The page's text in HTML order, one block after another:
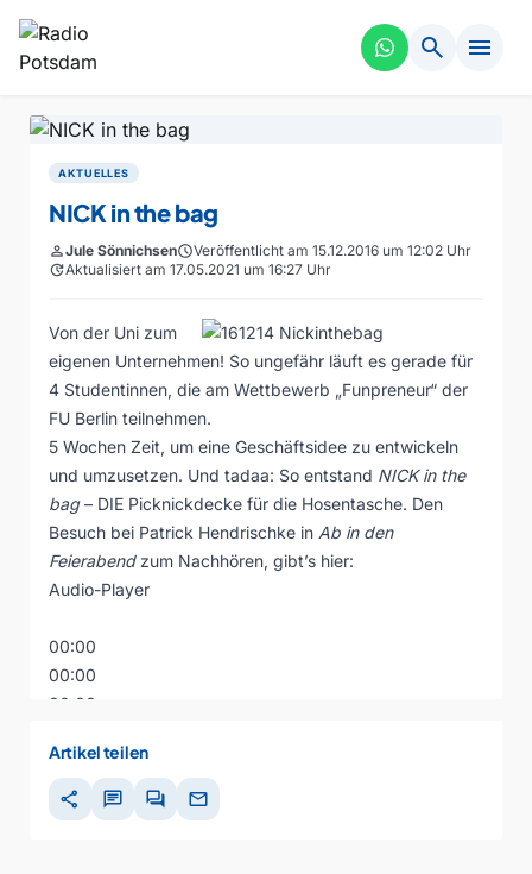
search menu
AKTUELLES
NICK in the bag
personJule SönnichsenscheduleVeröffentlicht am 15.12.2016 um 12:02 Uhr
updateAktualisiert am 17.05.2021 um 16:27 Uhr
Von der Uni zum
eigenen Unternehmen! So ungefähr läuft es gerade für
4 Studentinnen, die am Wettbewerb „Funpreneur“ der
FU Berlin teilnehmen.
5 Wochen Zeit, um eine Geschäftsidee zu entwickeln
und umzusetzen. Und tadaa: So entstand NICK in the
bag– DIE Picknickdecke für die Hosentasche. Den
Besuch bei Patrick Hendrischke in Ab in den
Feierabendzum Nachhören, gibt’s hier:
Audio-Player
00:00
00:00
00:00
Artikel teilen
share chat forum mail